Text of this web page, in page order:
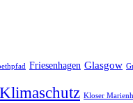
Friesenhagen Glasgow
Klimaschutz Kloser